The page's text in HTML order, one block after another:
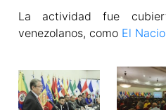
La actividad fue
venezolanos, como El